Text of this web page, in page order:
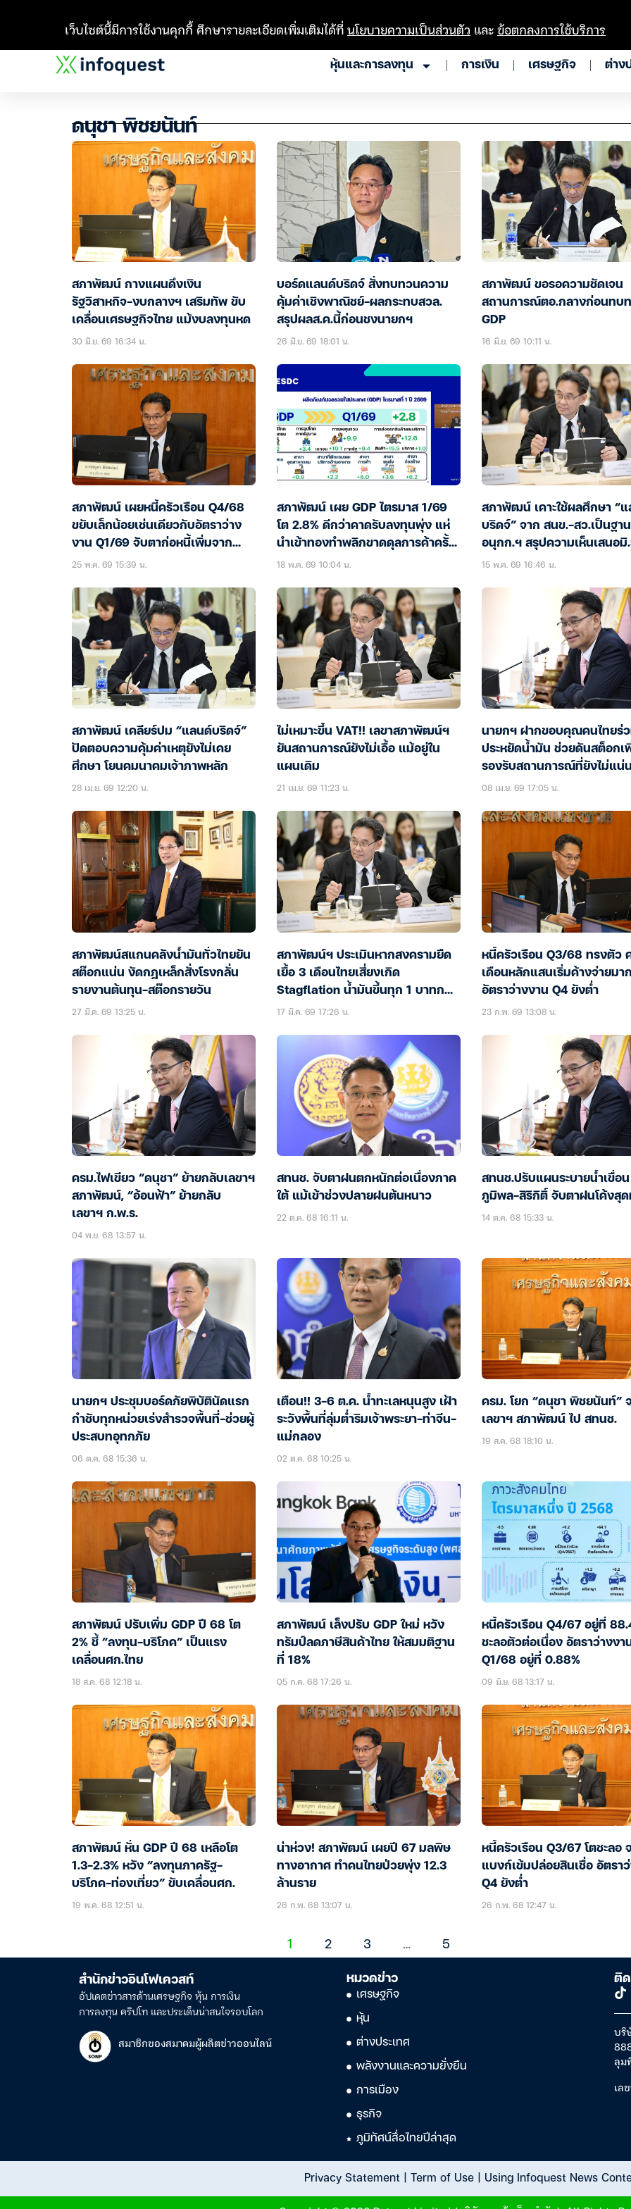
หุ้นและการลงทุน การเงิน เศรษฐกิจ ต่าง
ดนุชา พิชยนันท์
สภาพัฒน์ กางแผนดึงเงิน
รัฐวิสาหกิจ-งบกลางฯ เสริมทัพ ขับ
เคลื่อนเศรษฐกิจไทย แม้งบลงทุนหด
30 มิ.ย. 69 16:34 น.
บอร์ดแลนด์บริดจ์ สั่งทบทวนความ
คุ้มค่าเชิงพาณิชย์-ผลกระทบสวล.
สรุปผลส.ค.นี้ก่อนชงนายกฯ
26 มิ.ย. 69 18:01 น.
สภาพัฒน์ ขอรอความชัดเจน
สถานการณ์ตอ.กลางก่อนทบ
GDP
16 มิ.ย. 69 10:11 น.
สภาพัฒน์ เผยหนี้ครัวเรือน Q4/68
ขยับเล็กน้อยเช่นเดียวกับอัตราว่าง
งาน Q1/69 จับตาก่อหนี้เพิ่มจาก
Virtual Bank
25 พ.ค. 69 15:39 น.
สภาพัฒน์ เผย GDP ไตรมาส 1/69
โต 2.8% ดีกว่าคาดรับลงทุนพุ่ง แห่
นำเข้าทองทำพลิกขาดดุลการค้าครั้ง
แรกในรอบ 14 ไตรมาส
18 พ.ค. 69 10:04 น.
สภาพัฒน์ เคาะใช้ผลศึกษา “
บริดจ์” จาก สนข.-สว.เป็นฐา
อนุกก.ฯ สรุปความเห็นเสนอมิ
15 พ.ค. 69 16:46 น.
สภาพัฒน์ เคลียร์ปม “แลนด์บริดจ์”
ปัดตอบความคุ้มค่าเหตุยังไม่เคย
ศึกษา โยนคมนาคมเจ้าภาพหลัก
28 เม.ย. 69 12:20 น.
ไม่เหมาะขึ้น VAT!! เลขาสภาพัฒน์ฯ
ยันสถานการณ์ยังไม่เอื้อ แม้อยู่ใน
แผนเดิม
21 เม.ย. 69 11:23 น.
นายกฯ ฝากขอบคุณคนไทยร่ว
ประหยัดน้ำมัน ช่วยดันสต็อกเ
รองรับสถานการณ์ที่ยังไม่แน่
08 เม.ย. 69 17:05 น.
สภาพัฒน์สแกนคลังน้ำมันทั่วไทยยัน
สต๊อกแน่น งัดกฎเหล็กสั่งโรงกลั่น
รายงานต้นทุน-สต๊อกรายวัน
27 มี.ค. 69 13:25 น.
สภาพัฒน์ฯ ประเมินหากสงครามยืด
เยื้อ 3 เดือนไทยเสี่ยงเกิด
Stagflation น้ำมันขึ้นทุก 1 บาทกด
GDP ลง 0.02%
17 มี.ค. 69 17:26 น.
หนี้ครัวเรือน Q3/68 ทรงตัว
เดือนหลักแสนเริ่มค้างจ่ายมา
อัตราว่างงาน Q4 ยังต่ำ
23 ก.พ. 69 13:08 น.
ครม.ไฟเขียว “ดนุชา” ย้ายกลับเลขาฯ
สภาพัฒน์, “อ้อนฟ้า” ย้ายกลับ
เลขาฯ ก.พ.ร.
04 พ.ย. 68 13:57 น.
สทนช. จับตาฝนตกหนักต่อเนื่องภาค
ใต้ แม้เข้าช่วงปลายฝนต้นหนาว
22 ต.ค. 68 16:11 น.
สทนช.ปรับแผนระบายน้ำเขื่อน
ภูมิพล-สิริกิติ์ จับตาฝนโค้งสุด
14 ต.ค. 68 15:33 น.
นายกฯ ประชุมบอร์ดภัยพิบัตินัดแรก
กำชับทุกหน่วยเร่งสำรวจพื้นที่-ช่วยผู้
ประสบทอุทกภัย
06 ต.ค. 68 15:36 น.
เตือน!! 3-6 ต.ค. น้ำทะเลหนุนสูง เฝ้า
ระวังพื้นที่ลุ่มต่ำริมเจ้าพระยา-ท่าจีน-
แม่กลอง
02 ต.ค. 68 10:25 น.
ครม. โยก “ดนุชา พิชยนันท์”
เลขาฯ สภาพัฒน์ ไป สทนช.
19 ส.ค. 68 18:10 น.
สภาพัฒน์ ปรับเพิ่ม GDP ปี 68 โต
2% ชี้ “ลงทุน-บริโภค” เป็นแรง
เคลื่อนศก.ไทย
18 ส.ค. 68 12:18 น.
สภาพัฒน์ เล็งปรับ GDP ใหม่ หวัง
ทรัมป์ลดภาษีสินค้าไทย ให้สมมติฐาน
ที่ 18%
05 ก.ค. 68 17:26 น.
หนี้ครัวเรือน Q4/67 อยู่ที่
ชะลอตัวต่อเนื่อง อัตราว่างงา
Q1/68 อยู่ที่ 0.88%
09 มิ.ย. 68 13:17 น.
สภาพัฒน์ หั่น GDP ปี 68 เหลือโต
1.3-2.3% หวัง “ลงทุนภาครัฐ-
บริโภค-ท่องเที่ยว” ขับเคลื่อนศก.
19 พ.ค. 68 12:51 น.
น่าห่วง! สภาพัฒน์ เผยปี 67 มลพิษ
ทางอากาศ ทำคนไทยป่วยพุ่ง 12.3
ล้านราย
26 ก.พ. 68 13:07 น.
หนี้ครัวเรือน Q3/67 โตชะลอ
แบงก์เข้มปล่อยสินเชื่อ อัตรา
Q4 ยังต่ำ
26 ก.พ. 68 12:47 น.
1 2 3 … 5
สำนักข่าวอินโฟเควสท์
อัปเดตข่าวสารด้านเศรษฐกิจ หุ้น การเงิน
การลงทุน คริปโท และประเด็นน่าสนใจรอบโลก
สมาชิกของสมาคมผู้ผลิตข่าวออนไลน์
หมวดข่าว
เศรษฐกิจ
หุ้น
ต่างประเทศ
พลังงานและความยั่งยืน
การเมือง
ธุรกิจ
ภูมิทัศน์สื่อไทยปีล่าสุด
ติด
บริ
ลุม
เล
Privacy Statement| Term of Use| Using Infoquest News
เว็บไซต์นี้มีการใช้งานคุกกี้ ศึกษารายละเอียดเพิ่มเติมได้ที่นโยบายความเป็นส่วนตัว และข้อตกลงการใช้บริการ